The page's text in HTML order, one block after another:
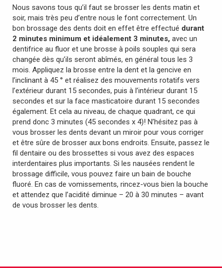
Nous savons tous qu’il faut se brosser les dents matin et
soir, mais très peu d’entre nous le font correctement. Un
bon brossage des dents doit en effet être effectué durant
2 minutes minimum et idéalement 3 minutes, avec un
dentifrice au fluor et une brosse à poils souples qui sera
changée dès qu’ils seront abîmés, en général tous les 3
mois. Appliquez la brosse entre la dent et la gencive en
l’inclinant à 45 ° et réalisez des mouvements rotatifs vers
l’extérieur durant 15 secondes, puis à l’intérieur durant 15
secondes et sur la face masticatoire durant 15 secondes
également. Et cela au niveau, de chaque quadrant, ce qui
prend donc 3 minutes (45 secondes x 4)! N’hésitez pas à
vous brosser les dents devant un miroir pour vous corriger
et être sûre de brosser aux bons endroits. Ensuite, passez le
fil dentaire ou des brossettes si vous avez des espaces
interdentaires plus importants. Si les nausées rendent le
brossage difficile, vous pouvez faire un bain de bouche
fluoré. En cas de vomissements, rincez-vous bien la bouche
et attendez que l’acidité diminue – 20 à 30 minutes – avant
de vous brosser les dents.